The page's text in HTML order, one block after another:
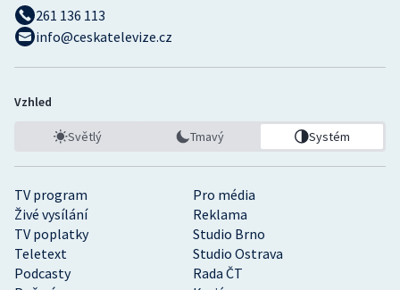
TV program
Pro média
Živé vysílání
Reklama
TV poplatky
Studio Brno
Teletext
Studio Ostrava
Podcasty
Rada ČT
261 136 113
info@ceskatelevize.cz
Vzhled
Světlý Tmavý Systém